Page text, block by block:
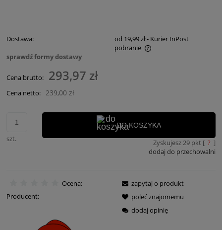
Dostawa: od 19,99 zł- Kurier InPost
pobranie
Cena nie zawiera ewentualnych kosztów płatności
sprawdź formy dostawy
Cena brutto: 293,97 zł
Cena netto: 239,00 zł
szt.
DO KOSZYKA
Zyskujesz29pkt [ ? ]
dodaj do przechowalni
Ocena:
Producent:
zapytaj o produkt
poleć znajomemu
dodaj opinię